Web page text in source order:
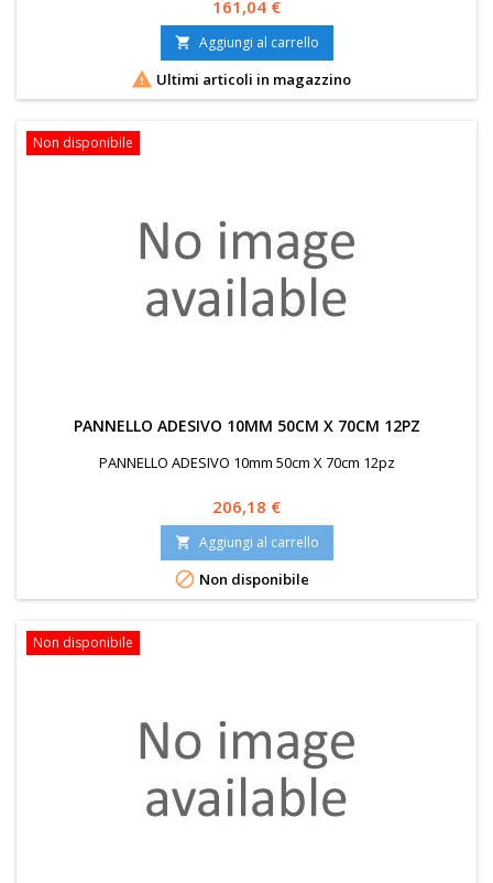
Prezzo
161,04 €
 Aggiungi al carrello
 Ultimi articoli in magazzino
Non disponibile
PANNELLO ADESIVO 10MM 50CM X 70CM 12PZ
PANNELLO ADESIVO 10mm 50cm X 70cm 12pz
Prezzo
206,18 €
 Aggiungi al carrello
 Non disponibile
Non disponibile